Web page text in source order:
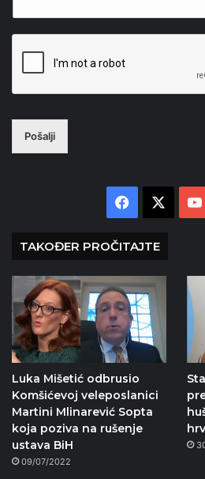
Pošalji
Facebook
TAKOĐER PROČITAJTE
Luka Mišetić odbrusio
Komšićevoj veleposlanici
Martini Mlinarević Sopta
koja poziva na rušenje
ustava BiH
09/07/2022